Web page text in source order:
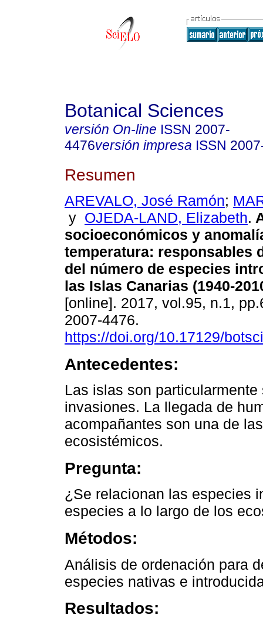
Botanical Sciences
versión On-line ISSN 2007-
4476versión impresa ISSN
Resumen
AREVALO, José Ramón;
y OJEDA-LAND, Elizabeth.
socioeconómicos y
temperatura: responsables
del número de especies
las Islas Canarias (1940-
[online]. 2017, vol.95, n.1,
2007-4476.
https://doi.org/10.17129/
Antecedentes:
Las islas son
invasiones. La llegada de
acompañantes son una de
ecosistémicos.
Pregunta:
¿Se relacionan las especies
especies a lo largo de los
Métodos:
Análisis de ordenación para
especies nativas e
Resultados: